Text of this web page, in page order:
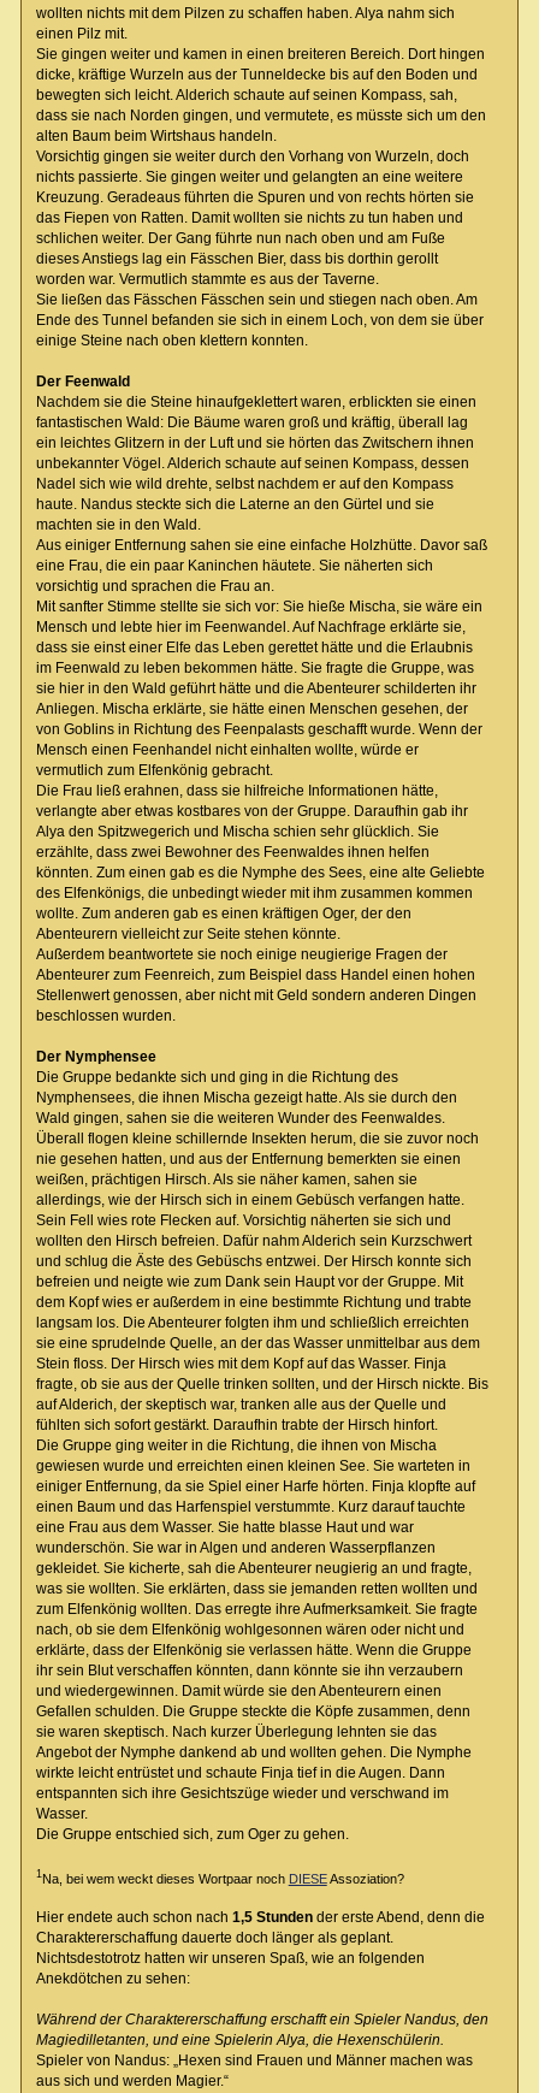
wollten nichts mit dem Pilzen zu schaffen haben. Alya nahm sich
einen Pilz mit.
Sie gingen weiter und kamen in einen breiteren Bereich. Dort hingen
dicke, kräftige Wurzeln aus der Tunneldecke bis auf den Boden und
bewegten sich leicht. Alderich schaute auf seinen Kompass, sah,
dass sie nach Norden gingen, und vermutete, es müsste sich um den
alten Baum beim Wirtshaus handeln.
Vorsichtig gingen sie weiter durch den Vorhang von Wurzeln, doch
nichts passierte. Sie gingen weiter und gelangten an eine weitere
Kreuzung. Geradeaus führten die Spuren und von rechts hörten sie
das Fiepen von Ratten. Damit wollten sie nichts zu tun haben und
schlichen weiter. Der Gang führte nun nach oben und am Fuße
dieses Anstiegs lag ein Fässchen Bier, dass bis dorthin gerollt
worden war. Vermutlich stammte es aus der Taverne.
Sie ließen das Fässchen Fässchen sein und stiegen nach oben. Am
Ende des Tunnel befanden sie sich in einem Loch, von dem sie über
einige Steine nach oben klettern konnten.
Der Feenwald
Nachdem sie die Steine hinaufgeklettert waren, erblickten sie einen
fantastischen Wald: Die Bäume waren groß und kräftig, überall lag
ein leichtes Glitzern in der Luft und sie hörten das Zwitschern ihnen
unbekannter Vögel. Alderich schaute auf seinen Kompass, dessen
Nadel sich wie wild drehte, selbst nachdem er auf den Kompass
haute. Nandus steckte sich die Laterne an den Gürtel und sie
machten sie in den Wald.
Aus einiger Entfernung sahen sie eine einfache Holzhütte. Davor saß
eine Frau, die ein paar Kaninchen häutete. Sie näherten sich
vorsichtig und sprachen die Frau an.
Mit sanfter Stimme stellte sie sich vor: Sie hieße Mischa, sie wäre ein
Mensch und lebte hier im Feenwandel. Auf Nachfrage erklärte sie,
dass sie einst einer Elfe das Leben gerettet hätte und die Erlaubnis
im Feenwald zu leben bekommen hätte. Sie fragte die Gruppe, was
sie hier in den Wald geführt hätte und die Abenteurer schilderten ihr
Anliegen. Mischa erklärte, sie hätte einen Menschen gesehen, der
von Goblins in Richtung des Feenpalasts geschafft wurde. Wenn der
Mensch einen Feenhandel nicht einhalten wollte, würde er
vermutlich zum Elfenkönig gebracht.
Die Frau ließ erahnen, dass sie hilfreiche Informationen hätte,
verlangte aber etwas kostbares von der Gruppe. Daraufhin gab ihr
Alya den Spitzwegerich und Mischa schien sehr glücklich. Sie
erzählte, dass zwei Bewohner des Feenwaldes ihnen helfen
könnten. Zum einen gab es die Nymphe des Sees, eine alte Geliebte
des Elfenkönigs, die unbedingt wieder mit ihm zusammen kommen
wollte. Zum anderen gab es einen kräftigen Oger, der den
Abenteurern vielleicht zur Seite stehen könnte.
Außerdem beantwortete sie noch einige neugierige Fragen der
Abenteurer zum Feenreich, zum Beispiel dass Handel einen hohen
Stellenwert genossen, aber nicht mit Geld sondern anderen Dingen
beschlossen wurden.
Der Nymphensee
Die Gruppe bedankte sich und ging in die Richtung des
Nymphensees, die ihnen Mischa gezeigt hatte. Als sie durch den
Wald gingen, sahen sie die weiteren Wunder des Feenwaldes.
Überall flogen kleine schillernde Insekten herum, die sie zuvor noch
nie gesehen hatten, und aus der Entfernung bemerkten sie einen
weißen, prächtigen Hirsch. Als sie näher kamen, sahen sie
allerdings, wie der Hirsch sich in einem Gebüsch verfangen hatte.
Sein Fell wies rote Flecken auf. Vorsichtig näherten sie sich und
wollten den Hirsch befreien. Dafür nahm Alderich sein Kurzschwert
und schlug die Äste des Gebüschs entzwei. Der Hirsch konnte sich
befreien und neigte wie zum Dank sein Haupt vor der Gruppe. Mit
dem Kopf wies er außerdem in eine bestimmte Richtung und trabte
langsam los. Die Abenteurer folgten ihm und schließlich erreichten
sie eine sprudelnde Quelle, an der das Wasser unmittelbar aus dem
Stein floss. Der Hirsch wies mit dem Kopf auf das Wasser. Finja
fragte, ob sie aus der Quelle trinken sollten, und der Hirsch nickte. Bis
auf Alderich, der skeptisch war, tranken alle aus der Quelle und
fühlten sich sofort gestärkt. Daraufhin trabte der Hirsch hinfort.
Die Gruppe ging weiter in die Richtung, die ihnen von Mischa
gewiesen wurde und erreichten einen kleinen See. Sie warteten in
einiger Entfernung, da sie Spiel einer Harfe hörten. Finja klopfte auf
einen Baum und das Harfenspiel verstummte. Kurz darauf tauchte
eine Frau aus dem Wasser. Sie hatte blasse Haut und war
wunderschön. Sie war in Algen und anderen Wasserpflanzen
gekleidet. Sie kicherte, sah die Abenteurer neugierig an und fragte,
was sie wollten. Sie erklärten, dass sie jemanden retten wollten und
zum Elfenkönig wollten. Das erregte ihre Aufmerksamkeit. Sie fragte
nach, ob sie dem Elfenkönig wohlgesonnen wären oder nicht und
erklärte, dass der Elfenkönig sie verlassen hätte. Wenn die Gruppe
ihr sein Blut verschaffen könnten, dann könnte sie ihn verzaubern
und wiedergewinnen. Damit würde sie den Abenteurern einen
Gefallen schulden. Die Gruppe steckte die Köpfe zusammen, denn
sie waren skeptisch. Nach kurzer Überlegung lehnten sie das
Angebot der Nymphe dankend ab und wollten gehen. Die Nymphe
wirkte leicht entrüstet und schaute Finja tief in die Augen. Dann
entspannten sich ihre Gesichtszüge wieder und verschwand im
Wasser.
Die Gruppe entschied sich, zum Oger zu gehen.
1Na, bei wem weckt dieses Wortpaar noch DIESEAssoziation?
Hier endete auch schon nach 1,5 Stundender erste Abend, denn die
Charaktererschaffung dauerte doch länger als geplant.
Nichtsdestotrotz hatten wir unseren Spaß, wie an folgenden
Anekdötchen zu sehen:
Während der Charaktererschaffung erschafft ein Spieler Nandus, den
Magiedilletanten, und eine Spielerin Alya, die Hexenschülerin.
Spieler von Nandus: „Hexen sind Frauen und Männer machen was
aus sich und werden Magier.“